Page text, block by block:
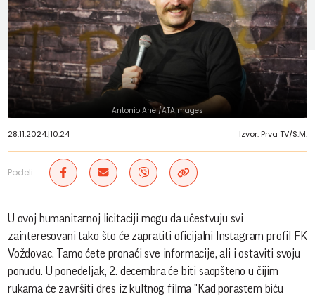
Antonio Ahel/ATAImages
28.11.2024.|10:24 Izvor: Prva TV/S.M.
Podeli:
U ovoj humanitarnoj licitaciji mogu da učestvuju svi
zainteresovani tako što će zapratiti oficijalni Instagram profil FK
Voždovac. Tamo ćete pronaći sve informacije, ali i ostaviti svoju
ponudu. U ponedeljak, 2. decembra će biti saopšteno u čijim
rukama će završiti dres iz kultnog filma "Kad porastem biću